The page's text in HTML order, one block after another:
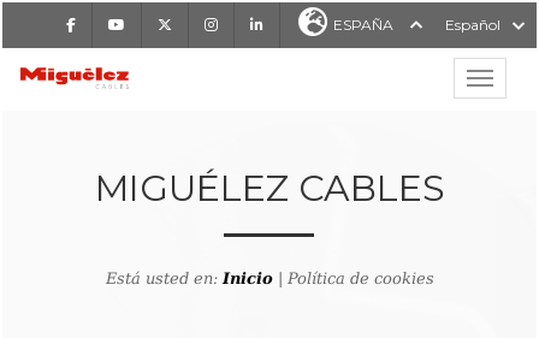
FacebookYoutube InstagramLinkedIn ESPAÑA Español
MIGUÉLEZ CABLES
MIGUÉLEZ CABLES
Está usted en:Inicio| Política de cookies